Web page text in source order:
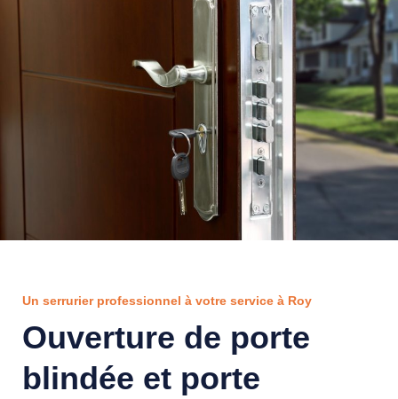
Un serrurier professionnel à votre service à Roy
Ouverture de porte
blindée et porte